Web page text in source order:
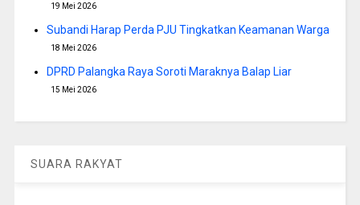
19 Mei 2026
Subandi Harap Perda PJU Tingkatkan Keamanan Warga
18 Mei 2026
DPRD Palangka Raya Soroti Maraknya Balap Liar
15 Mei 2026
SUARA RAKYAT